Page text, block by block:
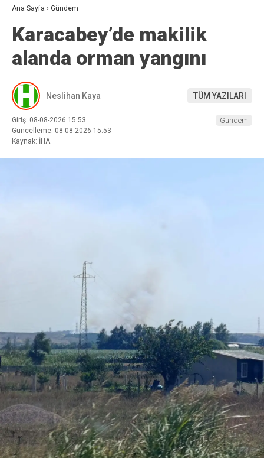
Ana Sayfa › Gündem
Karacabey’de makilik
alanda orman yangını
Neslihan Kaya TÜM YAZILARI
Giriş: 08-08-2026 15:53
Güncelleme: 08-08-2026 15:53
Kaynak: İHA
Gündem